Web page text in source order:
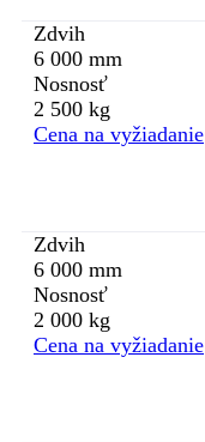
Zdvih
6 000 mm
Nosnosť
2 500 kg
Cena na vyžiadanie
Zdvih
6 000 mm
Nosnosť
2 000 kg
Cena na vyžiadanie